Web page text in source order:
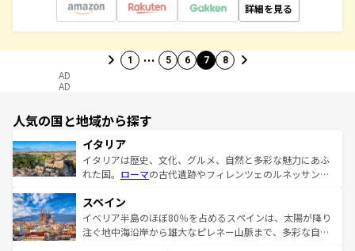
詳細を見る
1 … 5 6 7 8
AD
AD
人気の国と地域から探す
イタリア
イタリアは歴史、文化、グルメ、自然と多彩な魅力にあふ
れた国。 ローマの古代遺跡やフィレンツェのルネッサンス
ろん、トスカーナの美しい田園風景やアマルフィ海岸の絶
景など、自然景観も見逃せない。観光の合間には、本場の
ピザやパスタなど、絶品のイタリア料理を堪能することも
スペイン
イベリア半島のほぼ80％を占めるスペインは、太陽が降り
注ぐ地中海沿岸から雄大なピレネー山脈まで、多彩な自然